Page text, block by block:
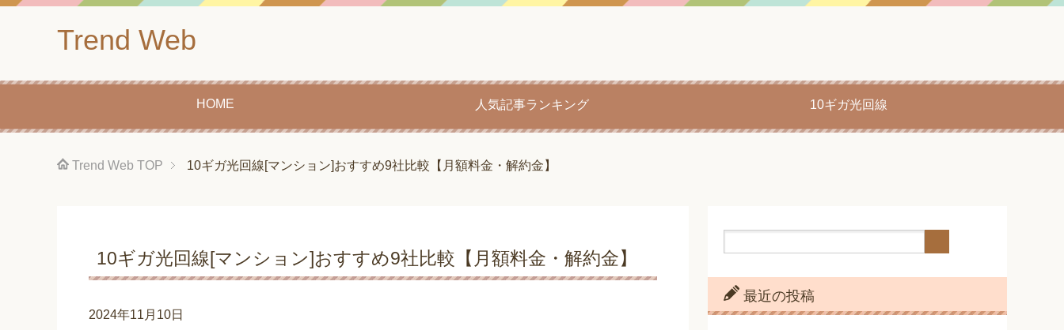
Trend Web
HOME 人気記事ランキング 10ギガ光回線
Trend Web TOP 10ギガ光回線[マンション]おすすめ9社比較【月額料金・解約金】
10ギガ光回線[マンション]おすすめ9社比較【月額料金・解約金】
2024年11月10日
最近の投稿